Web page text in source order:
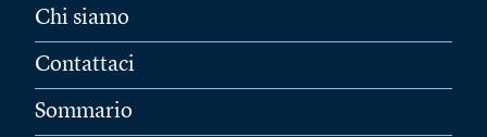
Chi siamo
Contattaci
Sommario